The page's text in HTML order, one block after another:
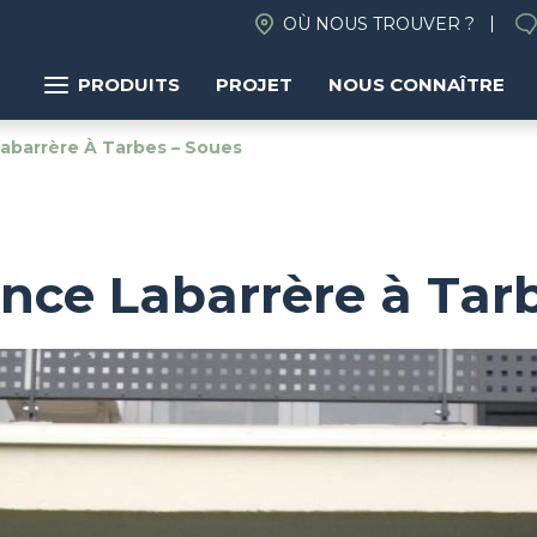
OÙ NOUS TROUVER ?
PRODUITS PROJET NOUS CONNAÎTRE
À Tarbes – Soues
Labarrère à